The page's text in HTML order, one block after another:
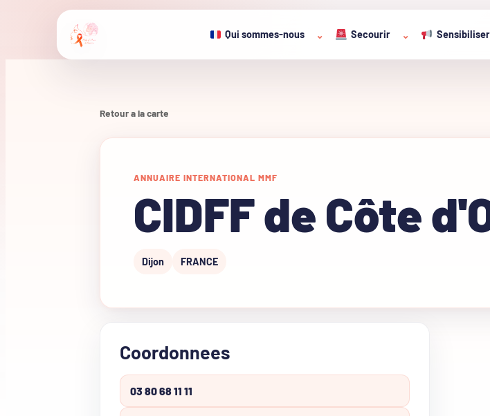
Qui sommes-nous ⌄ Secourir ⌄ Sensibiliser
Retour a la carte
ANNUAIRE INTERNATIONAL MMF
CIDFF de Côte
Dijon FRANCE
Coordonnees
03 80 68 11 11